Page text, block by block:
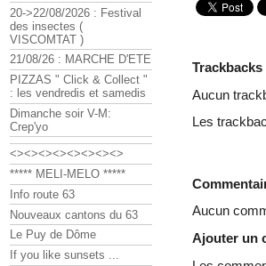
Trackbacks
Aucun
Les
Aucun
Ajouter un
20->22/08/2026 : Festival
des insectes (
VISCOMTAT )
21/08/26 : MARCHE D'ETE
PIZZAS " Click & Collect "
: les vendredis et samedis
Dimanche soir V-M:
Crep'yo
<><><><><><><><>
***** MELI-MELO *****
Info route 63
Nouveaux cantons du 63
Le Puy de Dôme
If you like sunsets ...